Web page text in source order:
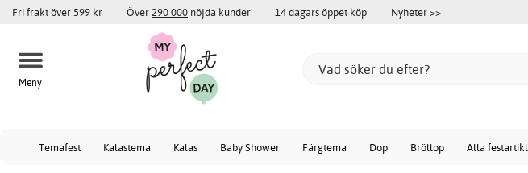
Fri frakt över 599 kr Över 290 000 nöjda kunder 14 dagars öppet köp Nyheter >>
Meny
Temafest Kalastema Kalas Baby Shower Färgtema Dop Bröllop Alla